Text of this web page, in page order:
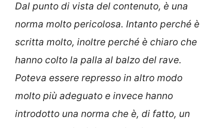
Dal punto di vista del contenuto, è una
norma molto pericolosa. Intanto perché è
scritta molto, inoltre perché è chiaro che
hanno colto la palla al balzo del rave.
Poteva essere represso in altro modo
molto più adeguato e invece hanno
introdotto una norma che è, di fatto, un